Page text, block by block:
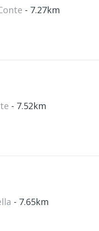
- 7.27km
- 7.52km
- 7.65km